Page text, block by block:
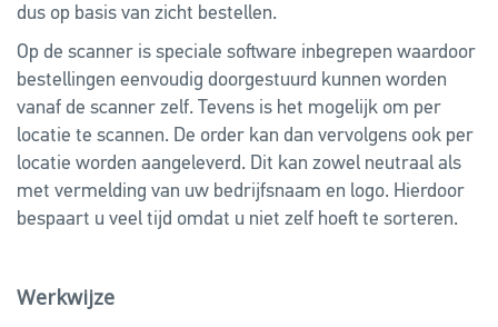
dus op basis van zicht bestellen.
Op de scanner is speciale software inbegrepen waardoor
bestellingen eenvoudig doorgestuurd kunnen worden
vanaf de scanner zelf. Tevens is het mogelijk om per
locatie te scannen. De order kan dan vervolgens ook per
locatie worden aangeleverd. Dit kan zowel neutraal als
met vermelding van uw bedrijfsnaam en logo. Hierdoor
bespaart u veel tijd omdat u niet zelf hoeft te sorteren.
Werkwijze